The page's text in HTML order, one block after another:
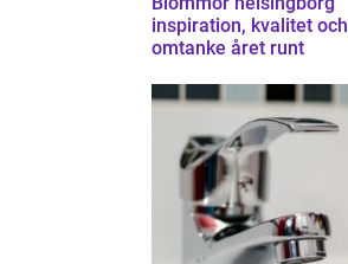
inspiration, kvalitet och
omtanke året runt